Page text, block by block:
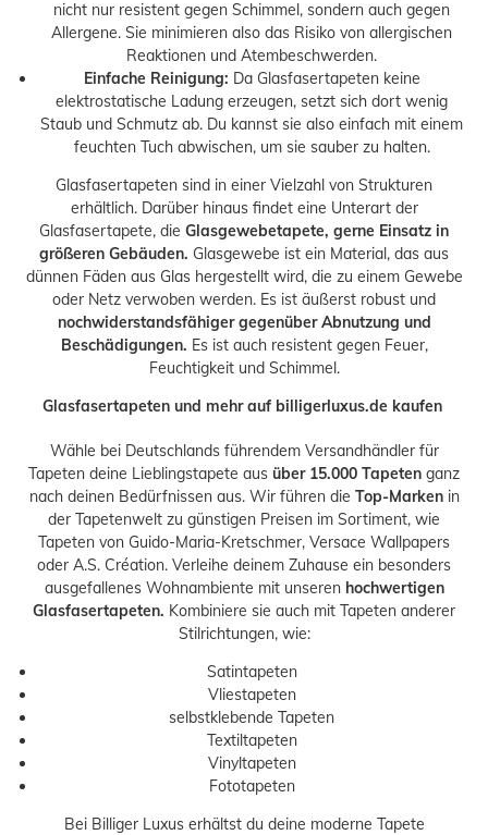
nicht nur resistent gegen Schimmel, sondern auch gegen
Allergene. Sie minimieren also das Risiko von allergischen
Reaktionen und Atembeschwerden.
Einfache Reinigung: Da Glasfasertapeten keine
elektrostatische Ladung erzeugen, setzt sich dort wenig
Staub und Schmutz ab. Du kannst sie also einfach mit einem
feuchten Tuch abwischen, um sie sauber zu halten.
Glasfasertapeten sind in einer Vielzahl von Strukturen
erhältlich. Darüber hinaus findet eine Unterart der
Glasfasertapete, die Glasgewebetapete, gerne Einsatz in
größeren Gebäuden. Glasgewebe ist ein Material, das aus
dünnen Fäden aus Glas hergestellt wird, die zu einem Gewebe
oder Netz verwoben werden. Es ist äußerst robust und
nochwiderstandsfähiger gegenüber Abnutzung und
Beschädigungen. Es ist auch resistent gegen Feuer,
Feuchtigkeit und Schimmel.
Glasfasertapeten und mehr auf billigerluxus.de kaufen
Wähle bei Deutschlands führendem Versandhändler für
Tapeten deine Lieblingstapete aus über 15.000 Tapeten ganz
nach deinen Bedürfnissen aus. Wir führen die Top-Markenin
der Tapetenwelt zu günstigen Preisen im Sortiment, wie
Tapeten von Guido-Maria-Kretschmer, Versace Wallpapers
oder A.S. Création. Verleihe deinem Zuhause ein besonders
ausgefallenes Wohnambiente mit unseren hochwertigen
Glasfasertapeten. Kombiniere sie auch mit Tapeten anderer
Stilrichtungen, wie:
Satintapeten
Vliestapeten
selbstklebende Tapeten
Textiltapeten
Vinyltapeten
Fototapeten
Bei Billiger Luxus erhältst du deine moderne Tapete